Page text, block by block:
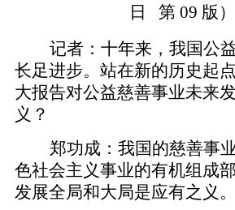
日 第 09 版）
记者：十年来，我国公
长足进步。站在新的历史起
大报告对公益慈善事业未来
义？
郑功成：我国的慈善事
色社会主义事业的有机组成
发展全局和大局是应有之义。